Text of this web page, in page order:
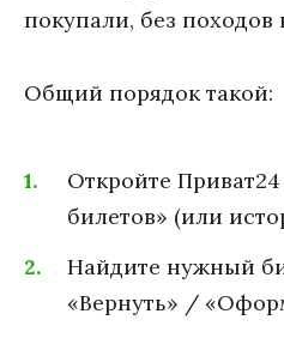
покупали, без походов
Общий порядок такой:
Откройте
билетов» (или
Найдите нужный
«Вернуть» /